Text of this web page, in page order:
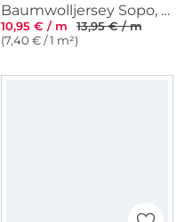
Baumwolljersey Sopo, royalblau
10,95 € / m
13,95 € / m
(7,40 € / 1 m²)